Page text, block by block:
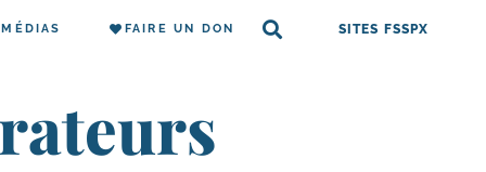
MÉDIAS FAIRE UN DON SITES FSSPX